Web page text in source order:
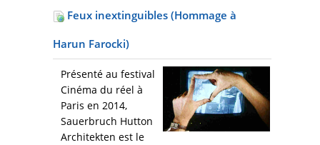
Feux inextinguibles (Hommage à
Harun Farocki)
Présenté au festival
Cinéma du réel à
Paris en 2014,
Sauerbruch Hutton
Architekten est le